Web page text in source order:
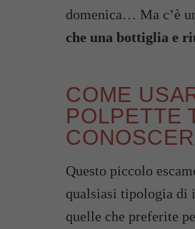
domenica… Ma c’è
che una bottiglia e
COME
POLPETTE
Questo piccolo
qualsiasi tipologia di
quelle che preferite